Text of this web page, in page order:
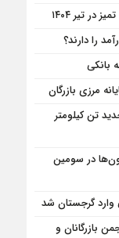
تیر ۱۴۰۴
را دارند؟
بانکی
مرزی بازرگان
تن کیلومتر
در سومین
وارد گرجستان شد
بازرگانان و